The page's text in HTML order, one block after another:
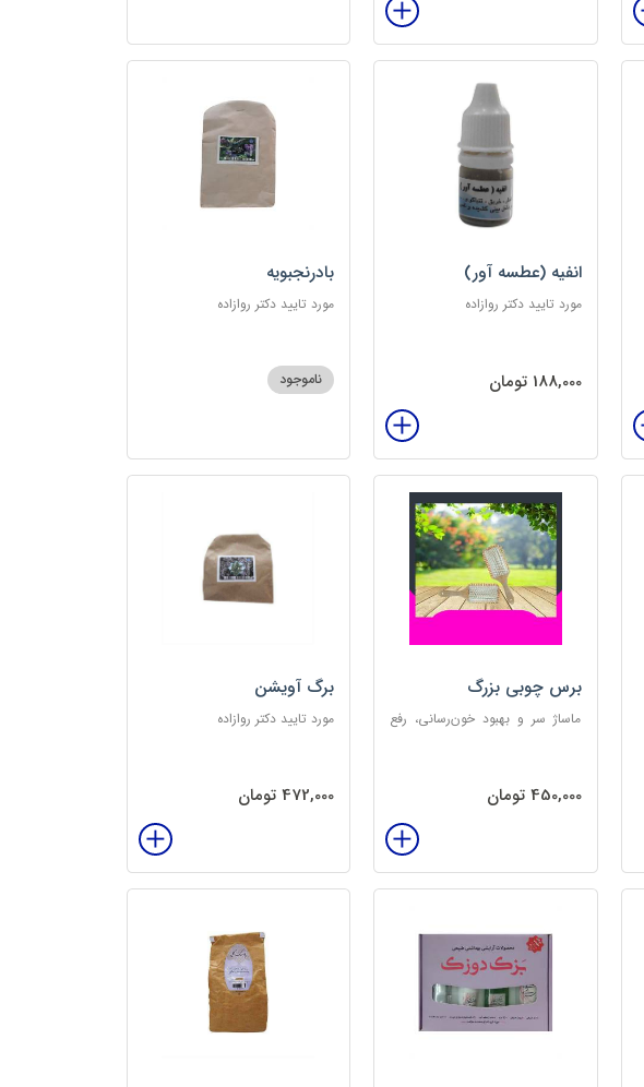
انفیه (عطسه آور)
مورد تایید دکتر روازاده
188,000 تومان
بادرنجبویه
مورد تایید دکتر روازاده
ناموجود
برس چوبی بزرگ
ماساژ سر و بهبود خون‌رسانی، رفع
450,000 تومان
برگ آویشن
مورد تایید دکتر روازاده
472,000 تومان